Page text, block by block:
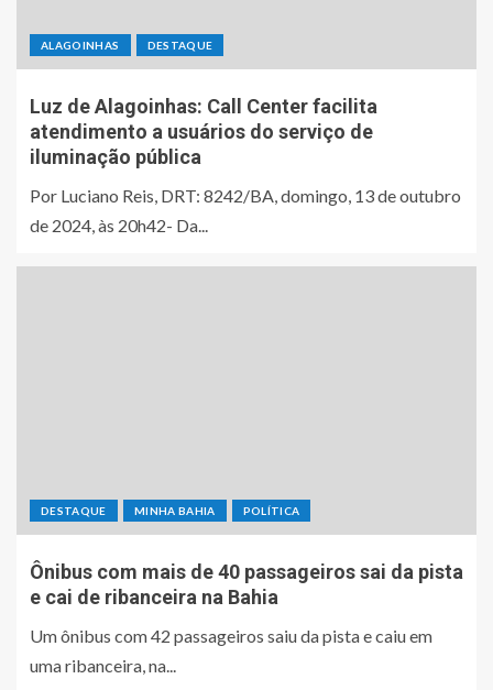
ALAGOINHAS DESTAQUE
Luz de Alagoinhas: Call Center facilita
atendimento a usuários do serviço de
iluminação pública
Por Luciano Reis, DRT: 8242/BA, domingo, 13 de outubro
de 2024, às 20h42- Da...
DESTAQUE MINHA BAHIA POLÍTICA
Ônibus com mais de 40 passageiros sai da pista
e cai de ribanceira na Bahia
Um ônibus com 42 passageiros saiu da pista e caiu em
uma ribanceira, na...